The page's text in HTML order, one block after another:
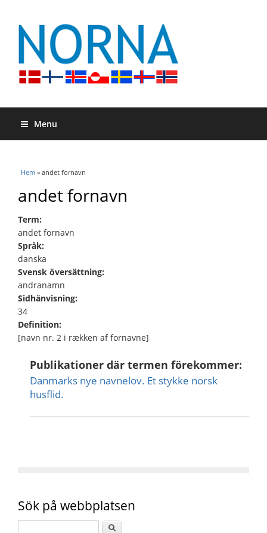
Menu
Du är här
Hem » andet fornavn
andet fornavn
Term:
andet fornavn
Språk:
danska
Svensk översättning:
andranamn
Sidhänvisning:
34
Definition:
[navn nr. 2 i rækken af fornavne]
Publikationer där termen förekommer:
Danmarks nye navnelov. Et stykke norsk
husflid.
Sök på webbplatsen